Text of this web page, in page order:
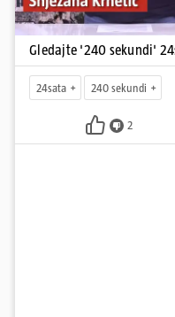
Gledajte '240 sekundi'
24sata 240 sekundi
2